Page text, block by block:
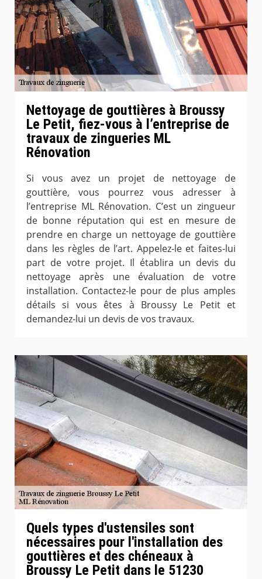
Nettoyage de gouttières à Broussy
Le Petit, fiez-vous à l’entreprise de
travaux de zingueries ML
Rénovation
Si vous avez un projet de nettoyage de
gouttière, vous pourrez vous adresser à
l’entreprise ML Rénovation. C’est un zingueur
de bonne réputation qui est en mesure de
prendre en charge un nettoyage de gouttière
dans les règles de l’art. Appelez-le et faites-lui
part de votre projet. Il établira un devis du
nettoyage après une évaluation de votre
installation. Contactez-le pour de plus amples
détails si vous êtes à Broussy Le Petit et
demandez-lui un devis de vos travaux.
Quels types d'ustensiles sont
nécessaires pour l'installation des
gouttières et des chéneaux à
Broussy Le Petit dans le 51230